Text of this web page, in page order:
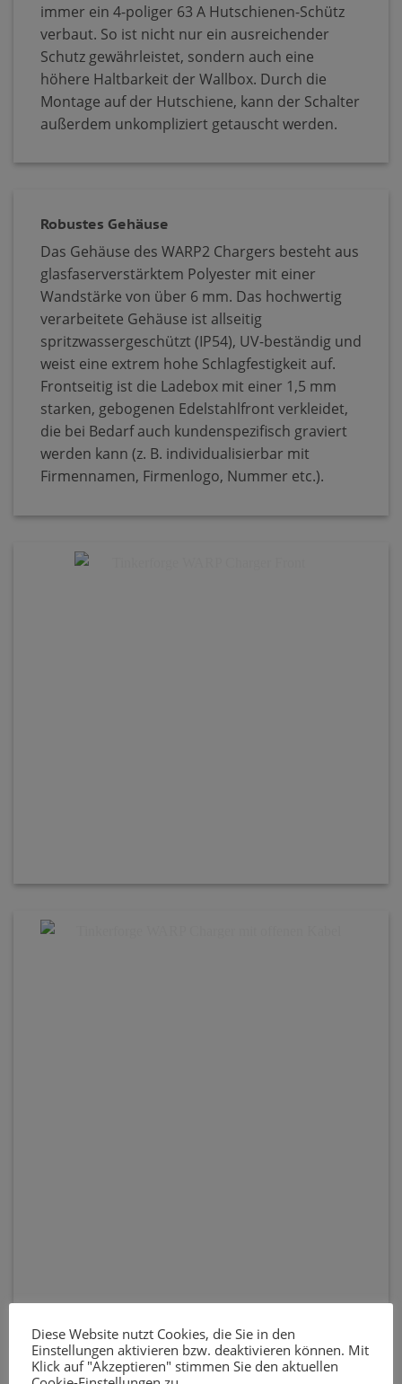
immer ein 4-poliger 63 A Hutschienen-Schütz
verbaut. So ist nicht nur ein ausreichender
Schutz gewährleistet, sondern auch eine
höhere Haltbarkeit der Wallbox. Durch die
Montage auf der Hutschiene, kann der Schalter
außerdem unkompliziert getauscht werden.
Robustes Gehäuse
Das Gehäuse des WARP2 Chargers besteht aus
glasfaserverstärktem Polyester mit einer
Wandstärke von über 6 mm. Das hochwertig
verarbeitete Gehäuse ist allseitig
spritzwassergeschützt (IP54), UV-beständig und
weist eine extrem hohe Schlagfestigkeit auf.
Frontseitig ist die Ladebox mit einer 1,5 mm
starken, gebogenen Edelstahlfront verkleidet,
die bei Bedarf auch kundenspezifisch graviert
werden kann (z. B. individualisierbar mit
Firmennamen, Firmenlogo, Nummer etc.).
Diese Website nutzt Cookies, die Sie in den
Einstellungen aktivieren bzw. deaktivieren können. Mit
Klick auf "Akzeptieren" stimmen Sie den aktuellen